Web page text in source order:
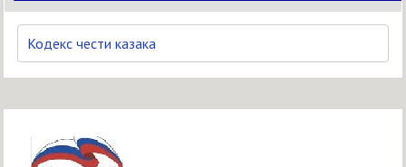
Кодекс чести казака